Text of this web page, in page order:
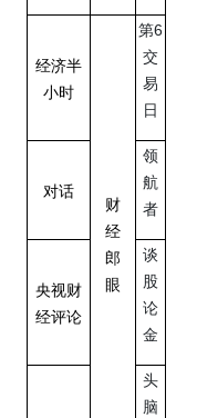
经济半
小时
财
经
郎
眼
第6
交
易
日
对话
领
航
者
央视财
经评论
谈
股
论
金
头
脑